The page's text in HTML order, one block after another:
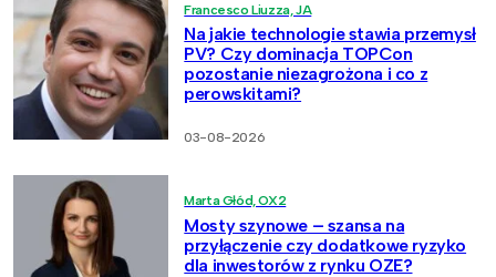
Francesco Liuzza, JA
Na jakie technologie stawia przemysł
PV? Czy dominacja TOPCon
pozostanie niezagrożona i co z
perowskitami?
03-08-2026
Marta Głód, OX2
Mosty szynowe – szansa na
przyłączenie czy dodatkowe ryzyko
dla inwestorów z rynku OZE?